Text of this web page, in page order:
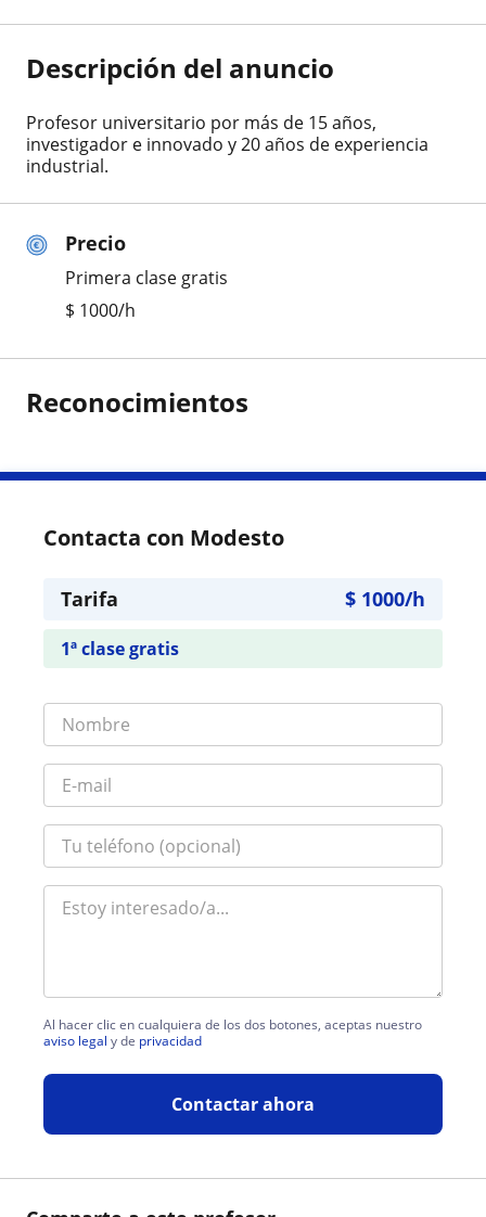
Precio
Primera clase gratis
$ 1000/h
Descripción del anuncio
Profesor universitario por más de 15 años,
investigador e innovado y 20 años de experiencia
industrial.
Reconocimientos
Contacta con Modesto
Tarifa $ 1000/h
1ª clase gratis
Al hacer clic en cualquiera de los dos botones, aceptas nuestro
aviso legal y de privacidad
Contactar ahora